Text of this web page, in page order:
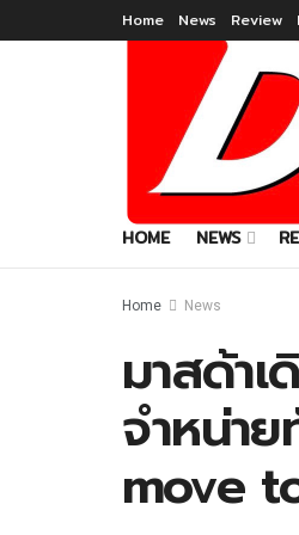
Home News Review
HOME NEWS
Home News
มาสด้า
จำหน่า
move